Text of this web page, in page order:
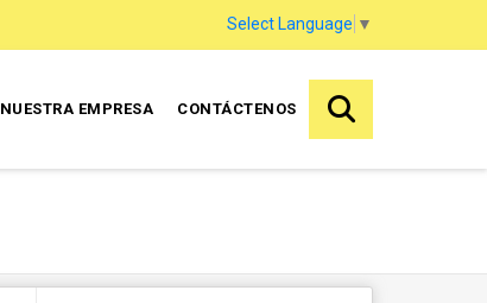
Select Language ▼
NUESTRA EMPRESA CONTÁCTENOS